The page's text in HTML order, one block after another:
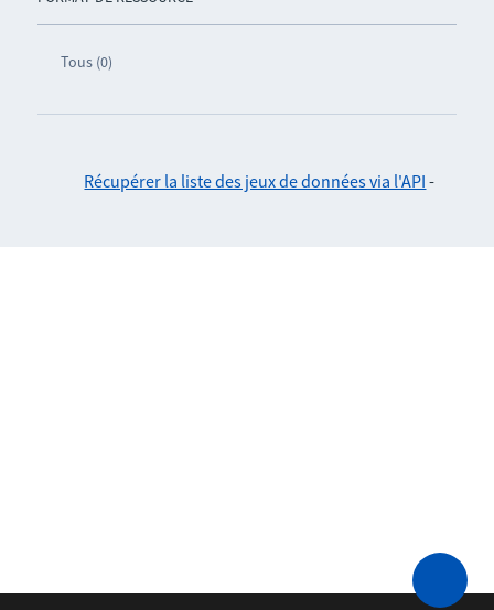
Tous (0)
Récupérer la liste des jeux de données via l'API -